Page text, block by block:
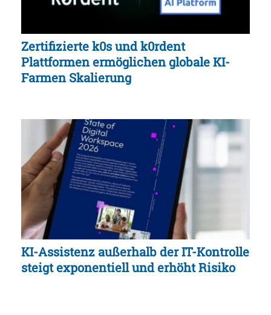
Zertifizierte k0s und k0rdent
Plattformen ermöglichen globale KI-
Farmen Skalierung
KI-Assistenz außerhalb der IT-Kontrolle
steigt exponentiell und erhöht Risiko